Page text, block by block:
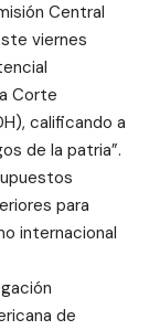
Central
viernes
Corte
calificando a
de la patria”.
para
internacional
de